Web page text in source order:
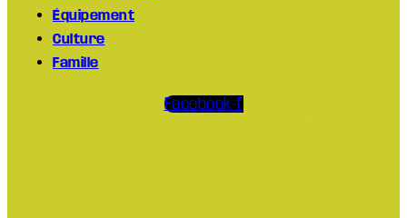
Équipement
Culture
Famille
Facebook-f